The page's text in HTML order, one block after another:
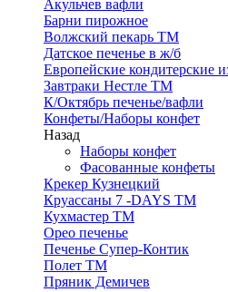
Акульчев вафли
Барни пирожное
Волжский пекарь ТМ
Датское печенье в ж/б
Европейские кондитерские
Завтраки Нестле ТМ
К/Октябрь печенье/вафли
Конфеты/Наборы конфет
Назад
Наборы конфет
Фасованные конфеты
Крекер Кузнецкий
Круассаны 7 -DAYS ТМ
Кухмастер ТМ
Орео печенье
Печенье Супер-Контик
Полет ТМ
Пряник Демичев